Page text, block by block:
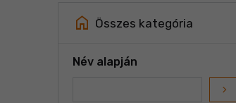
home Összes kategória
Név alapján
navigate_next